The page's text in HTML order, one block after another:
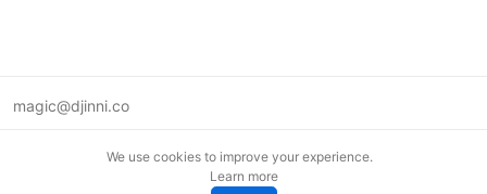
magic@djinni.co
We use cookies to improve your experience.
Learn more